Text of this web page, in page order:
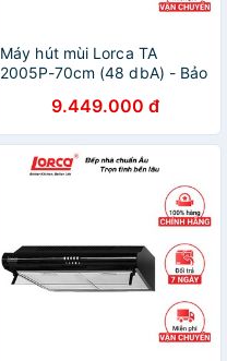
Máy hút mùi Lorca TA
2005P-70cm (48 dbA) - Bảo
9.449.000 đ